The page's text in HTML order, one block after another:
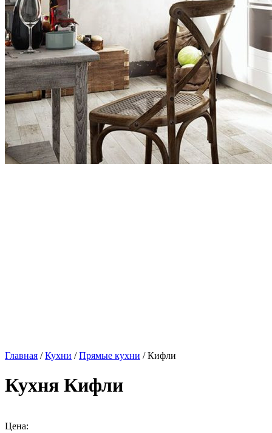
Главная /Кухни /Прямые кухни / Кифли
Кухня Кифли
Цена: